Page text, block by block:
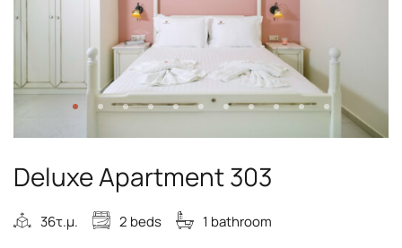
Deluxe Apartment 303
36τ.μ. 2 beds 1 bathroom